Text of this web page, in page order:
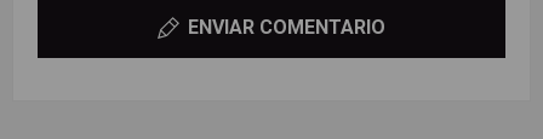
ENVIAR COMENTARIO